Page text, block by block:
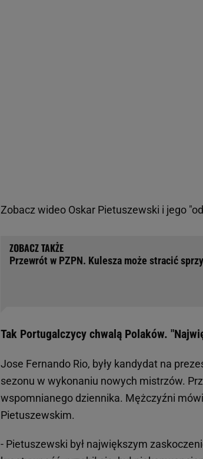
Zobacz wideo Oskar Pietuszewski i jego
Przewrót w PZPN. Kulesza może stracić
Tak Portugalczycy chwalą Polaków.
Jose Fernando Rio, były kandydat na
sezonu w wykonaniu nowych mistrzów.
wspomnianego dziennika. Mężczyźni
Pietuszewskim.
- Pietuszewski był największym